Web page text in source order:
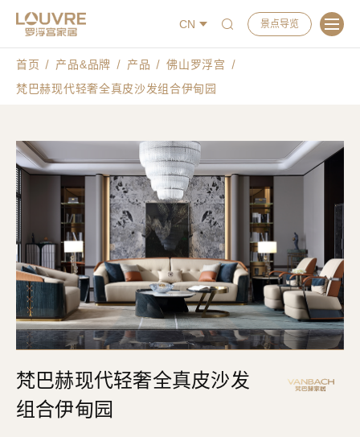
CN 景点导览
首页 产品&品牌 产品
佛山罗浮宫
梵巴赫现代轻奢全真皮沙发组合伊甸园
梵巴赫现代轻奢全真皮沙发
组合伊甸园